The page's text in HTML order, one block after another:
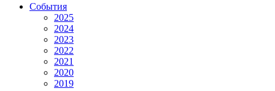
События
2025
2024
2023
2022
2021
2020
2019